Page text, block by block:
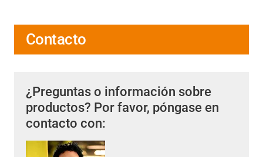
Contacto
¿Preguntas o información sobre
productos? Por favor, póngase en
contacto con: